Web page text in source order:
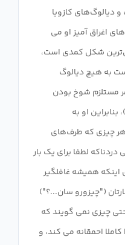
دیالوگ‌های کازویا
اغراق آمیز او می
شکل کمدی است،
به هیچ دیالوگ
مستلزم شوخ بودن
او به
چیزی که طرف‌های
لطفا برای یک بار
همیشه غافلگیر
("چیزورو سان...؟")
حتی چیزی نمی گویند که
احمقانه می کند، و